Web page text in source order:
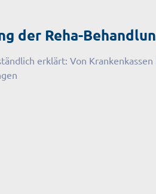
der Reha-
erklärt: Von Krankenkassen